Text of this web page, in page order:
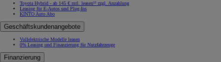
Toyota Hybrid - ab 145 € mtl. leasen¹² zzgl. Anzahlung
Leasing für E-Autos und Plug-Ins
KINTO Auto Abo
Geschäftskundenangebote
Vollelektrische Modelle leasen
0% Leasing und Finanzierung für Nutzfahrzeuge
Finanzierung